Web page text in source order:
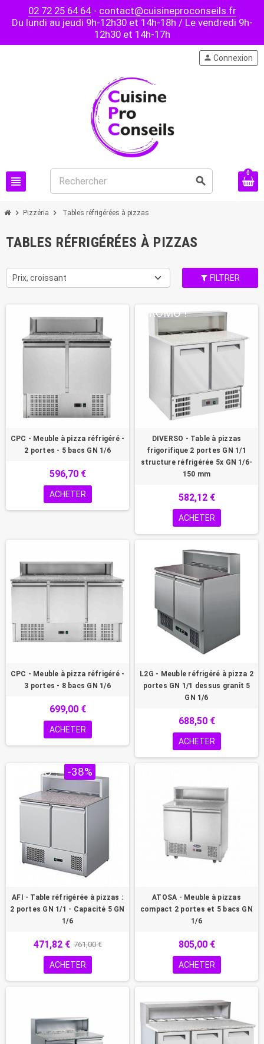
02 72 25 64 64- contact@cuisineproconseils.fr
Du lundi au jeudi 9h-12h30 et 14h-18h / Le vendredi 9h-
12h30 et 14h-17h
view_headline search
person Connexion
0
chevron_right Pizzéria chevron_right Tables réfrigérées à pizzas
TABLES RÉFRIGÉRÉES À PIZZAS
Prix, croissant FILTRER
CPC - Meuble à pizza réfrigéré -
2 portes - 5 bacs GN 1/6
596,70 €
ACHETER
PROMO !
DIVERSO - Table à pizzas
frigorifique 2 portes GN 1/1
structure réfrigérée 5x GN 1/6-
150 mm
582,12 €
ACHETER
CPC - Meuble à pizza réfrigéré -
3 portes - 8 bacs GN 1/6
699,00 €
ACHETER
L2G - Meuble réfrigéré à pizza 2
portes GN 1/1 dessus granit 5
GN 1/6
688,50 €
ACHETER
PROMO ! -38%
AFI - Table réfrigérée à pizzas :
2 portes GN 1/1 - Capacité 5 GN
1/6
471,82 € 761,00 €
ACHETER
ATOSA - Meuble à pizzas
compact 2 portes et 5 bacs GN
1/6
805,00 €
ACHETER